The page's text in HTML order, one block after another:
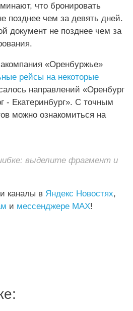
что бронировать
позднее чем за девять дней.
документ не позднее чем за
«Оренбуржье»
рейсы на некоторые
направлений «Оренбург
- Екатеринбург». С точным
можно ознакомиться на
выделите фрагмент и
каналы в Яндекс Новостях,
и мессенджере MAX!